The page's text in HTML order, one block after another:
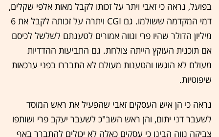
בפועל, נראה כי זאבי ויתר על זכותו לקבל מאות אלפי שקלים,
דמי המקדמה ששולמו. גם CGI ויתרה על זכותה לקבל את 6
מיליון הדולר שהיו פרי ונווה אמורים לטענתם לשלשל לכיסם
אם תוכנית העוקץ הייתה צולחת. גם התביעות ההדדיות
מעולם לא הוגשו והטענות מעולם לא התבררו בפני ערכאות
שיפוטיות.
נראה כי הן איש העסקים זאבי שהפעיל את ראש המוסד
לשעבר דני יתום, והן ראש השב"כ לשעבר יעקב פרי ושותפו
צביקה נווה הבינו כי עסקים כאלה לא יכולים להתברר באף